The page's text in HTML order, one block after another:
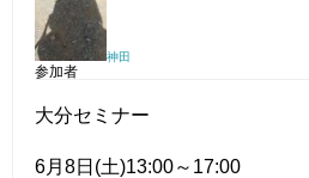
神田
参加者
大分セミナー
6月8日(土)13:00～17:00